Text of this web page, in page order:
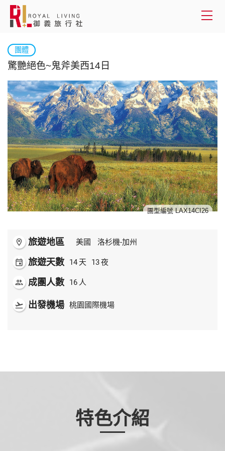
國外旅遊
國內旅遊
客製服務
旅遊資訊
關於御義
客服專線(02) 2515-1218
團體
驚艷絕色~鬼斧美西14日
團型編號 LAX14CI26
room 旅遊地區 美國 洛杉機-加州
event 旅遊天數 14 天 13夜
people 成團人數 16 人
flight_takeoff 出發機場 桃園國際機場
特色介紹